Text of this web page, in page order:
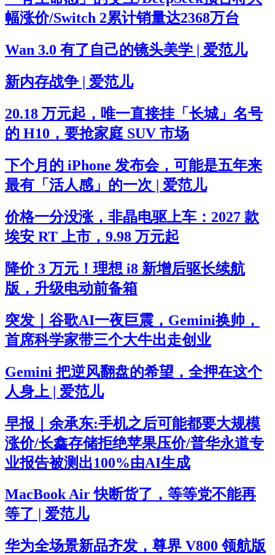
幅涨价/Switch 2累计销量达2368万台
Wan 3.0 有了自己的镜头美学 | 爱范儿
新内存战争 | 爱范儿
20.18 万元起，唯一直接挂「长城」名号
的 H10，要抢家庭 SUV 市场
下个月的 iPhone 发布会，可能是五年来
最有「活人感」的一次 | 爱范儿
价格一分没涨，非晶电驱上车：2027 款
埃安 RT 上市，9.98 万元起
降价 3 万元！理想 i8 新增后驱长续航
版，升级电动前备箱
突发｜谷歌AI一夜巨震，Gemini换帅，
首席科学家带三个大牛出走创业
Gemini 把逆风翻盘的希望，全押在这个
人身上 | 爱范儿
早报｜余承东:手机之后可能都要大规模
涨价/长鑫存储拒绝苹果压价/普华永道专
业报告被测出100%由AI生成
MacBook Air 快断货了，等等党不能再
等了 | 爱范儿
华为全场景新品齐发，尊界 V800 领航版